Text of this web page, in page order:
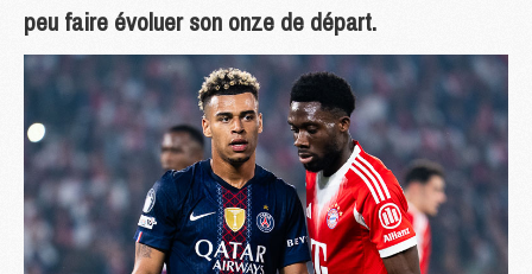
peu faire évoluer son onze de départ.